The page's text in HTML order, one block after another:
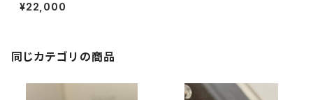
¥22,000
同じカテゴリの商品